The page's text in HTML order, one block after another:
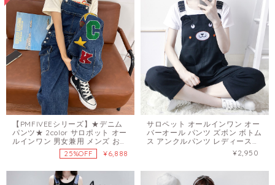
【PMFIVEEシリーズ】★デニム
パンツ★ 2color サロポット オー
ルインワン 男女兼用 メンズ おし
25%OFF ¥6,888
サロペット オールインワン オー
バーオール パンツ ズボン ボトム
ス アンクルパンツ レディースフ
ァション 可愛い シンプル S M L
¥2,950